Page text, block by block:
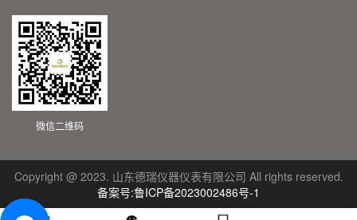
微信二维码
Copyright @ 2023. 山东德瑞仪器仪表有限公司 All rights reserved.
备案号:鲁ICP备2023002486号-1